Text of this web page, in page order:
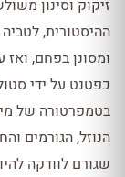
זיקוק וסינון
ההיסטורית,
ומסונן בפחם, ואז
כפטנט על ידי
הנוזל, הגורמים
שגורם לוודקה